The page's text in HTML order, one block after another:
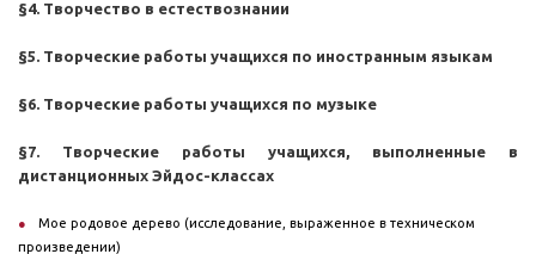
§4. Творчество в естествознании
§5. Творческие работы учащихся по иностранным языкам
§6. Творческие работы учащихся по музыке
§7. Творческие работы учащихся, выполненные в
дистанционных Эйдос-классах
Мое родовое дерево (исследование, выраженное в техническом
произведении)